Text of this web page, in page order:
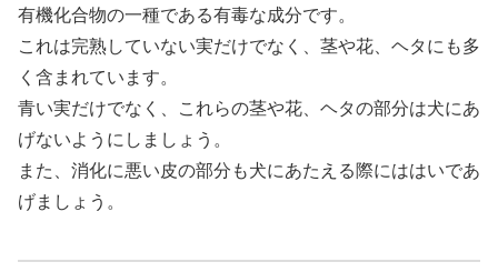
有機化合物の一種である有毒な成分です。
これは完熟していない実だけでなく、茎や花、ヘタにも多
く含まれています。
青い実だけでなく、これらの茎や花、ヘタの部分は犬にあ
げないようにしましょう。
また、消化に悪い皮の部分も犬にあたえる際にははいであ
げましょう。